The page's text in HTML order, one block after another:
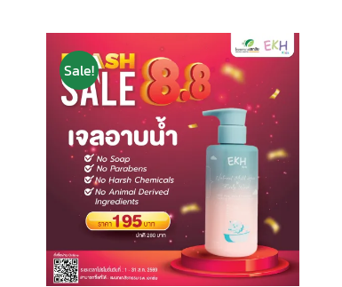
Sale!